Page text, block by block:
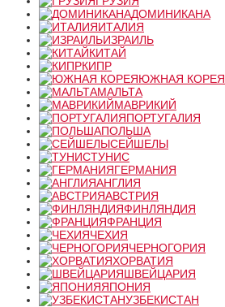
ДОМИНИКАНА
ИТАЛИЯ
ИЗРАИЛЬ
КИТАЙ
КИПР
ЮЖНАЯ КОРЕЯ
МАЛЬТА
МАВРИКИЙ
ПОРТУГАЛИЯ
ПОЛЬША
СЕЙШЕЛЫ
ТУНИС
ГЕРМАНИЯ
АНГЛИЯ
АВСТРИЯ
ФИНЛЯНДИЯ
ФРАНЦИЯ
ЧЕХИЯ
ЧЕРНОГОРИЯ
ХОРВАТИЯ
ШВЕЙЦАРИЯ
ЯПОНИЯ
УЗБЕКИСТАН